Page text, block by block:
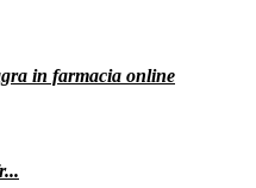
in farmacia online